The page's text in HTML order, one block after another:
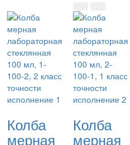
Колба
мерная
Колба
мерная